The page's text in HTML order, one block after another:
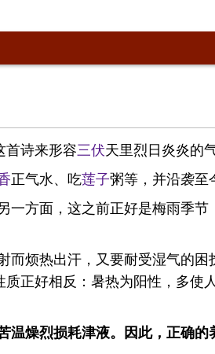
首诗来形容三伏天里烈日炎炎的
正气水、吃莲子粥等，并沿袭至
方面，这之前正好是梅雨季
烦热出汗，又要耐受湿气的
正好相反：暑热为阳性，多使
温燥烈损耗津液。因此，正确的